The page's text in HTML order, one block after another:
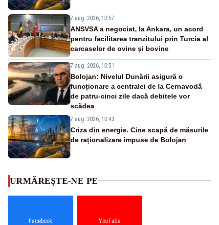
7 aug. 2026, 10:57
ANSVSA a negociat, la Ankara, un acord
pentru facilitarea tranzitului prin Turcia al
carcaselor de ovine și bovine
7 aug. 2026, 10:51
Bolojan: Nivelul Dunării asigură o
funcționare a centralei de la Cernavodă
de patru-cinci zile dacă debitele vor
scădea
7 aug. 2026, 10:43
Criza din energie. Cine scapă de măsurile
de raționalizare impuse de Bolojan
URMĂREȘTE-NE PE
Facebook YouTube